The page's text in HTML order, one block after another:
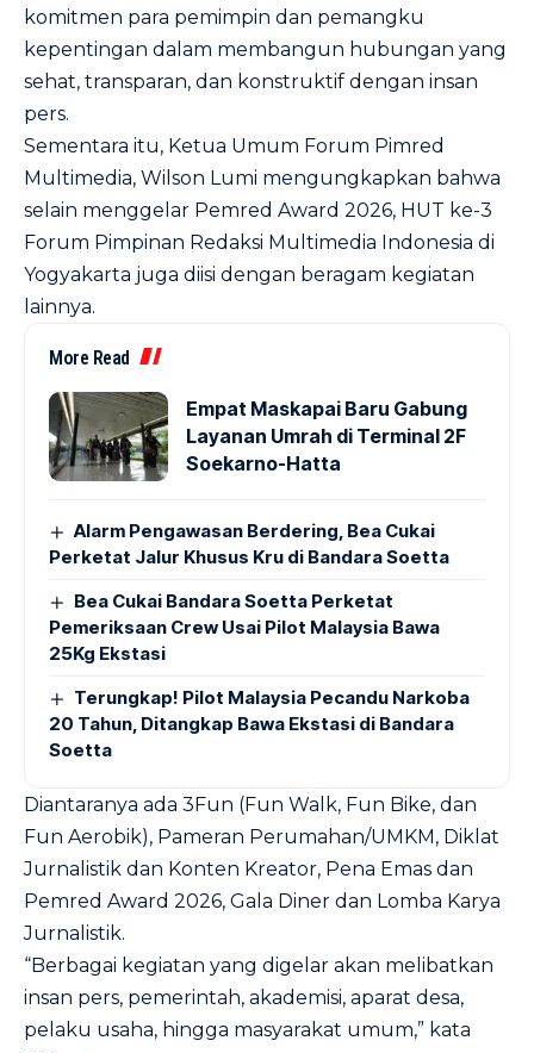
komitmen para pemimpin dan pemangku
kepentingan dalam membangun hubungan yang
sehat, transparan, dan konstruktif dengan insan
pers.
Sementara itu, Ketua Umum Forum Pimred
Multimedia, Wilson Lumi mengungkapkan bahwa
selain menggelar Pemred Award 2026, HUT ke-3
Forum Pimpinan Redaksi Multimedia Indonesia di
Yogyakarta juga diisi dengan beragam kegiatan
lainnya.
More Read
Empat Maskapai Baru Gabung
Layanan Umrah di Terminal 2F
Soekarno-Hatta
Alarm Pengawasan Berdering, Bea Cukai
Perketat Jalur Khusus Kru di Bandara Soetta
Bea Cukai Bandara Soetta Perketat
Pemeriksaan Crew Usai Pilot Malaysia Bawa
25Kg Ekstasi
Terungkap! Pilot Malaysia Pecandu Narkoba
20 Tahun, Ditangkap Bawa Ekstasi di Bandara
Soetta
Diantaranya ada 3Fun (Fun Walk, Fun Bike, dan
Fun Aerobik), Pameran Perumahan/UMKM, Diklat
Jurnalistik dan Konten Kreator, Pena Emas dan
Pemred Award 2026, Gala Diner dan Lomba Karya
Jurnalistik.
“Berbagai kegiatan yang digelar akan melibatkan
insan pers, pemerintah, akademisi, aparat desa,
pelaku usaha, hingga masyarakat umum,” kata